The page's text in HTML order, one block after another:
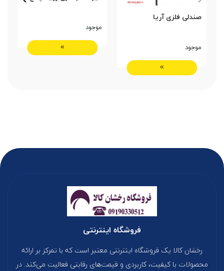
صندلی فلزی آریا
موجود
موجود
فروشگاه اینترنتی
رخشان کالا یک فروشگاه اینترنتی معتبر است که با تمرکز بر ارائه
محصولات با کیفیت، کاربردی و قیمت‌های رقابتی فعالیت می‌کند. در